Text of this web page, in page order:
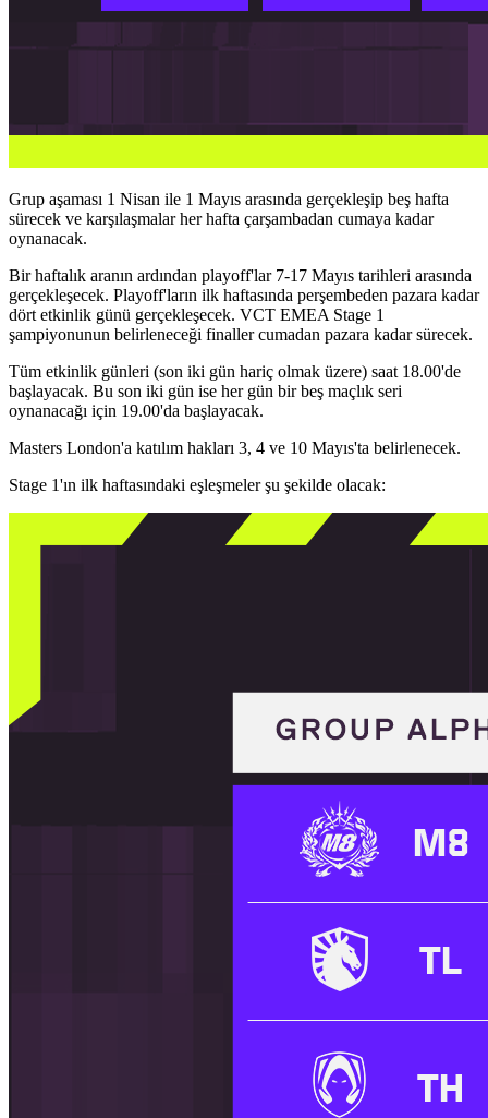
Grup aşaması 1 Nisan ile 1 Mayıs arasında gerçekleşip beş hafta
sürecek ve karşılaşmalar her hafta çarşambadan cumaya kadar
oynanacak.
Bir haftalık aranın ardından playoff'lar 7-17 Mayıs tarihleri arasında
gerçekleşecek. Playoff'ların ilk haftasında perşembeden pazara kadar
dört etkinlik günü gerçekleşecek. VCT EMEA Stage 1
şampiyonunun belirleneceği finaller cumadan pazara kadar sürecek.
Tüm etkinlik günleri (son iki gün hariç olmak üzere) saat 18.00'de
başlayacak. Bu son iki gün ise her gün bir beş maçlık seri
oynanacağı için 19.00'da başlayacak.
Masters London'a katılım hakları 3, 4 ve 10 Mayıs'ta belirlenecek.
Stage 1'ın ilk haftasındaki eşleşmeler şu şekilde olacak: